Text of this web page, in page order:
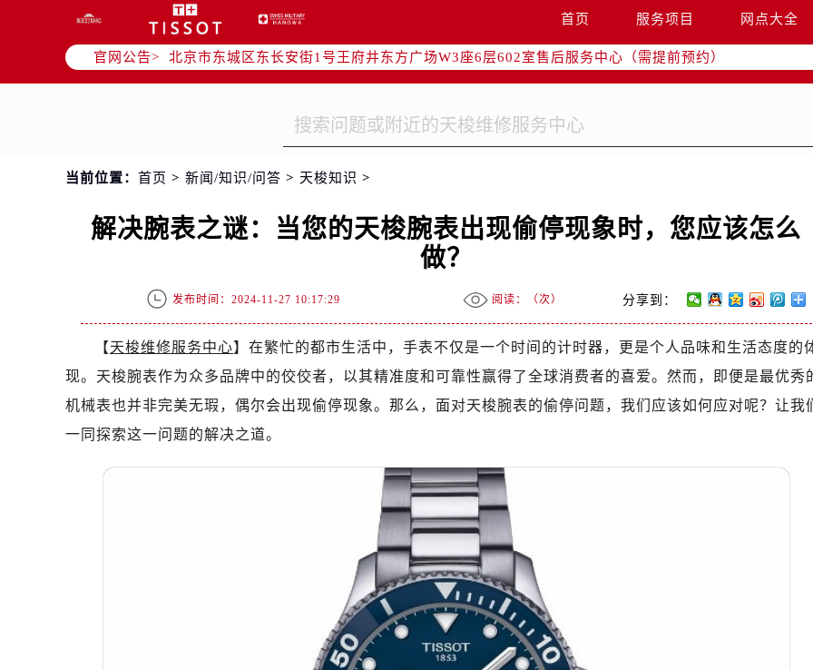
首页 服务项目 网点大全
官网公告>
北京市朝阳区建国门外大街甲6号华熙国际中心写字楼D座11层1102室（需提前预约）
北京市朝阳区建国门外大街甲6号华熙国际中心D座11层1102室售后服务中心（需提前预约）
北京市东城区东长安街1号王府井东方广场W3座6层602室售后服务中心（需提前预约）
节假日正常营业！
当前位置： 首页 > 新闻/知识/问答 > 天梭知识 >
解决腕表之谜：当您的天梭腕表出现偷停现象时，您应该怎么
做？
发布时间：2024-11-27 10:17:29 阅读：（次） 分享到：
【天梭维修服务中心】在繁忙的都市生活中，手表不仅是一个时间的计时器，更是个人品味和生活态度的
现。天梭腕表作为众多品牌中的佼佼者，以其精准度和可靠性赢得了全球消费者的喜爱。然而，即便是最优秀
机械表也并非完美无瑕，偶尔会出现偷停现象。那么，面对天梭腕表的偷停问题，我们应该如何应对呢？让我们
一同探索这一问题的解决之道。